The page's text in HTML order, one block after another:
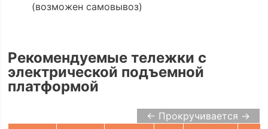
(возможен самовывоз)
Рекомендуемые тележки с
электрической подъемной
платформой
← Прокручивается →